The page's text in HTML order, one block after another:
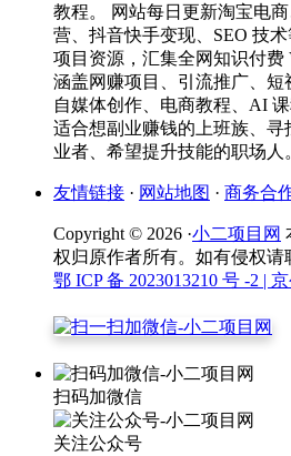
教程。 网站每日更新淘宝电
营、抖音快手变现、SEO 技
项目资源，汇集全网知识付费
涵盖网赚项目、引流推广、短
自媒体创作、电商教程、AI 课
适合想副业赚钱的上班族、寻
业者、希望提升技能的职场人
友情链接 · 网站地图 · 商务合
Copyright © 2026 ·小二项目网
权归原作者所有。如有侵权请
鄂 ICP 备 2023013210 号 -2 |
扫码加微信
关注公众号